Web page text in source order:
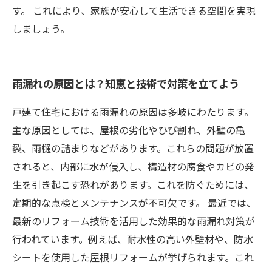
す。 これにより、家族が安心して生活できる空間を実現
しましょう。
雨漏れの原因とは？知恵と技術で対策を立てよう
戸建て住宅における雨漏れの原因は多岐にわたります。
主な原因としては、屋根の劣化やひび割れ、外壁の亀
裂、雨樋の詰まりなどがあります。これらの問題が放置
されると、内部に水が侵入し、構造材の腐食やカビの発
生を引き起こす恐れがあります。これを防ぐためには、
定期的な点検とメンテナンスが不可欠です。 最近では、
最新のリフォーム技術を活用した効果的な雨漏れ対策が
行われています。例えば、耐水性の高い外壁材や、防水
シートを使用した屋根リフォームが挙げられます。これ